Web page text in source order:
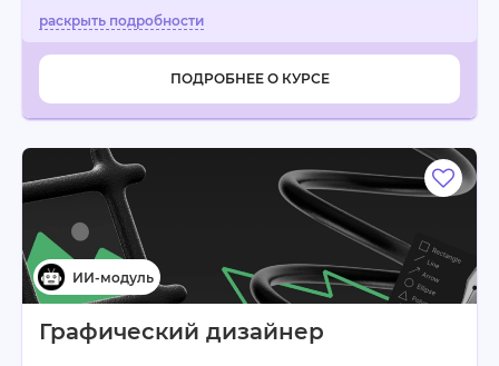
ПОДРОБНЕЕ О КУРСЕ
Графический дизайнер